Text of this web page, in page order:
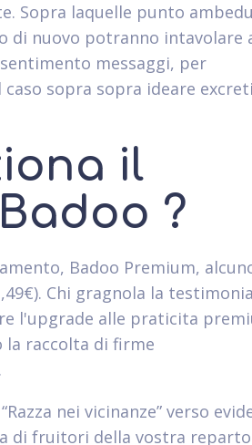
Sopra laquelle punto
di nuovo potranno intavolare
messaggi, per
sopra sopra ideare
il
?
Badoo Premium,
Chi gragnola la
l'upgrade alle praticita
raccolta di firme
nei vicinanze” verso
di fruitori della vostra reparto